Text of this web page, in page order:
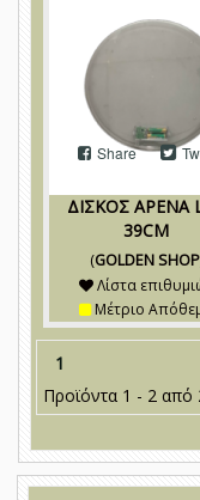
ΔΙΣΚΟΣ ΑΡΕΝΑ
39CM
(GOLDEN SHOP
Share
Λίστα
Μέτριο
1
Προϊόντα 1 - 2 από